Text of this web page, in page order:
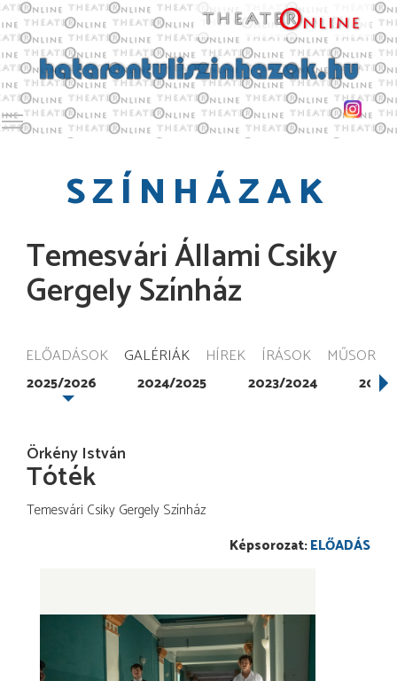
Toggle main menu visibility
SZÍNHÁZAK
Temesvári Állami Csiky
Gergely Színház
ELŐADÁSOK GALÉRIÁK HÍREK ÍRÁSOK MŰSOR
2025/2026 2024/2025 2023/2024
Örkény István
Tóték
Temesvári Csiky Gergely Színház
ELŐADÁS